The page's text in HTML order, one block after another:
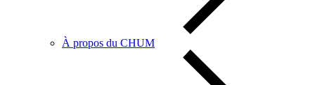
À propos du CHUM